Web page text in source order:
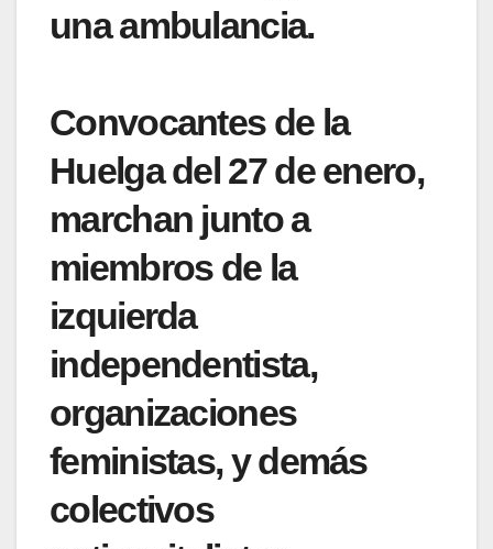
una ambulancia.
Convocantes de la
Huelga del 27 de enero,
marchan junto a
miembros de la
izquierda
independentista,
organizaciones
feministas, y demás
colectivos